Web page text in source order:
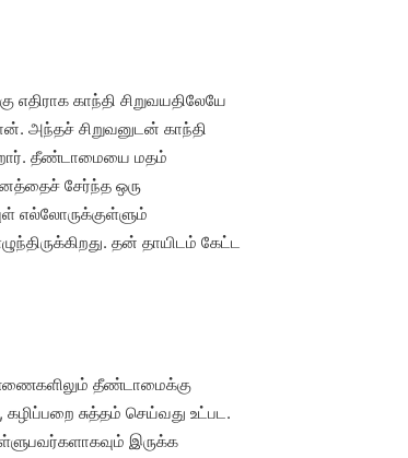
காந்தி சிறுவயதிலேயே
அந்தச் சிறுவனுடன் காந்தி
தீண்டாமையை மதம்
சேர்ந்த ஒரு
எல்லோருக்குள்ளும்
தன் தாயிடம் கேட்ட
தீண்டாமைக்கு
சுத்தம் செய்வது உட்பட.
இருக்க